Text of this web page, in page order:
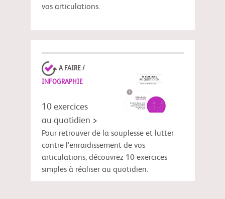
vos articulations.
A FAIRE /
INFOGRAPHIE
10 exercices
au quotidien >
Pour retrouver de la souplesse et lutter
contre l'enraidissement de vos
articulations, découvrez 10 exercices
simples à réaliser au quotidien.